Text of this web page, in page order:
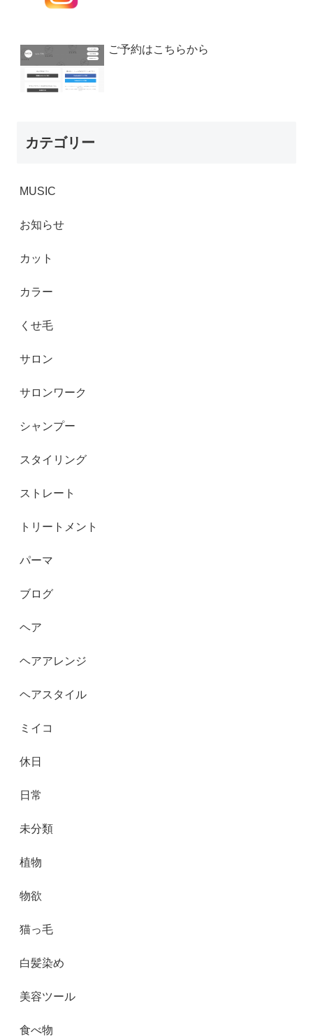
ご予約はこちらから
カテゴリー
MUSIC
お知らせ
カット
カラー
くせ毛
サロン
サロンワーク
シャンプー
スタイリング
ストレート
トリートメント
パーマ
ブログ
ヘア
ヘアアレンジ
ヘアスタイル
ミイコ
休日
日常
未分類
植物
物欲
猫っ毛
白髪染め
美容ツール
食べ物